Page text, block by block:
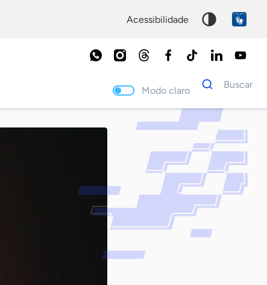
acessibilidade
Modo claro
Dados
para
Buscar
Palavra
chave